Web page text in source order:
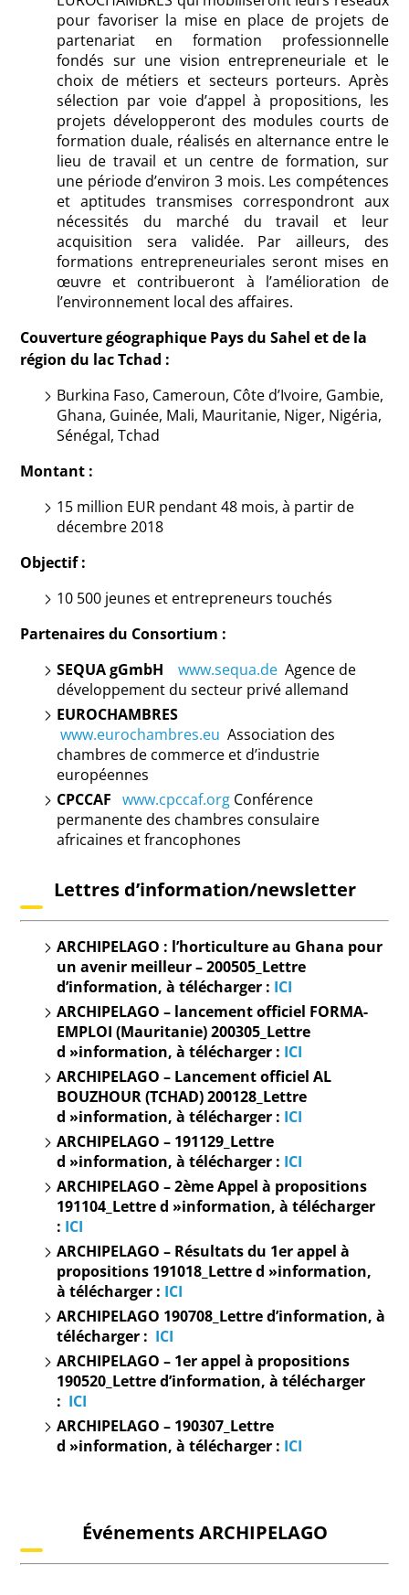
pour favoriser la mise en place de projets de
partenariat en formation professionnelle
fondés sur une vision entrepreneuriale et le
choix de métiers et secteurs porteurs. Après
sélection par voie d’appel à propositions, les
projets développeront des modules courts de
formation duale, réalisés en alternance entre le
lieu de travail et un centre de formation, sur
une période d’environ 3 mois. Les compétences
et aptitudes transmises correspondront aux
nécessités du marché du travail et leur
acquisition sera validée. Par ailleurs, des
formations entrepreneuriales seront mises en
œuvre et contribueront à l’amélioration de
l’environnement local des affaires.
Couverture géographique Pays du Sahel et de la
région du lac Tchad :
Burkina Faso, Cameroun, Côte d’Ivoire, Gambie,
Ghana, Guinée, Mali, Mauritanie, Niger, Nigéria,
Sénégal, Tchad
Montant :
15 million EUR pendant 48 mois, à partir de
décembre 2018
Objectif :
10 500 jeunes et entrepreneurs touchés
Partenaires du Consortium :
SEQUA gGmbHwww.sequa.de Agence de
développement du secteur privé allemand
EUROCHAMBRES
www.eurochambres.eu Association des
chambres de commerce et d’industrie
européennes
CPCCAF
www.cpccaf.org Conférence
permanente des chambres consulaire
africaines et francophones
Lettres d’information/newsletter
ARCHIPELAGO : l’horticulture au Ghana pour
un avenir meilleur –200505_Lettre
d’information, à télécharger : ICI
ARCHIPELAGO – lancement officiel FORMA-
EMPLOI (Mauritanie) 200305_Lettre
d »information, à télécharger : ICI
ARCHIPELAGO – Lancement officiel AL
BOUZHOUR (TCHAD) 200128_Lettre
d »information, à télécharger : ICI
ARCHIPELAGO – 191129_Lettre
d »information, à télécharger : ICI
ARCHIPELAGO – 2ème Appel à propositions
191104_Lettre d »information, à télécharger
: ICI
ARCHIPELAGO – Résultats du 1er appel à
propositions 191018_Lettre d »information,
à télécharger : ICI
ARCHIPELAGO 190708_Lettre d’information, à
télécharger : ICI
ARCHIPELAGO – 1er appel à propositions
190520_Lettre d’information, à télécharger
: ICI
ARCHIPELAGO – 190307_Lettre
d »information, à télécharger : ICI
ÉvénementsARCHIPELAGO